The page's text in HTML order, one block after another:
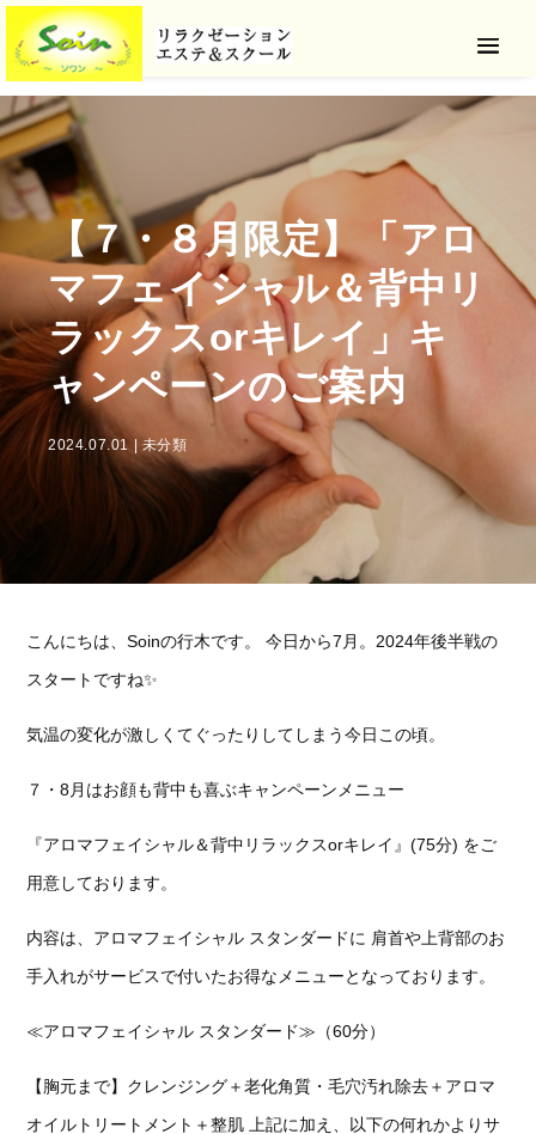
【７・８月限定】「アロ
マフェイシャル＆背中リ
ラックスorキレイ」キ
ャンペーンのご案内
2024.07.01 未分類
こんにちは、Soinの行木です。 今日から7月。2024年後半戦の
スタートですね✨
気温の変化が激しくてぐったりしてしまう今日この頃。
７・8月はお顔も背中も喜ぶキャンペーンメニュー
『アロマフェイシャル＆背中リラックスorキレイ』(75分) をご
用意しております。
内容は、アロマフェイシャル スタンダードに 肩首や上背部のお
手入れがサービスで付いたお得なメニューとなっております。
≪アロマフェイシャル スタンダード≫（60分）
【胸元まで】クレンジング＋老化角質・毛穴汚れ除去＋アロマ
オイルトリートメント＋整肌 上記に加え、以下の何れかよりサ